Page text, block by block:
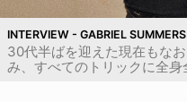
INTERVIEW - GABRIEL SUMMERS
30代半ばを迎えた現在もな
み、すべてのトリックに全身